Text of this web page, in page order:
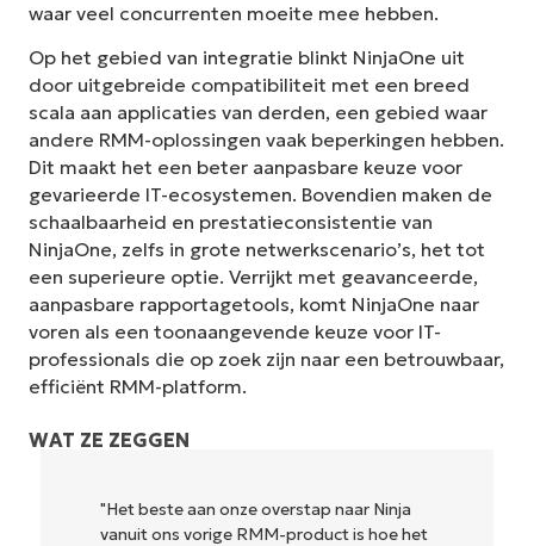
waar veel concurrenten moeite mee hebben.
Op het gebied van integratie blinkt NinjaOne uit
door uitgebreide compatibiliteit met een breed
scala aan applicaties van derden, een gebied waar
andere RMM-oplossingen vaak beperkingen hebben.
Dit maakt het een beter aanpasbare keuze voor
gevarieerde IT-ecosystemen. Bovendien maken de
schaalbaarheid en prestatieconsistentie van
NinjaOne, zelfs in grote netwerkscenario’s, het tot
een superieure optie. Verrijkt met geavanceerde,
aanpasbare rapportagetools, komt NinjaOne naar
voren als een toonaangevende keuze voor IT-
professionals die op zoek zijn naar een betrouwbaar,
efficiënt RMM-platform.
WAT ZE ZEGGEN
"Het beste aan onze overstap naar Ninja
vanuit ons vorige RMM-product is hoe het